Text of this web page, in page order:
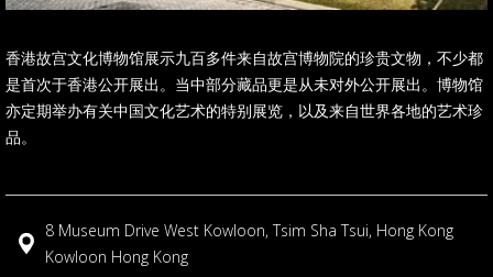
香港故宫文化博物馆展示九百多件来自故宫博物院的珍贵文物，不少都
是首次于香港公开展出。当中部分藏品更是从未对外公开展出。博物馆
亦定期举办有关中国文化艺术的特别展览，以及来自世界各地的艺术珍
品。
8 Museum Drive West Kowloon, Tsim Sha Tsui, Hong Kong
Kowloon Hong Kong